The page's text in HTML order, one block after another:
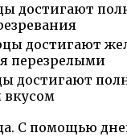
достигают
достигают
перезрелыми
достигают
С помощью